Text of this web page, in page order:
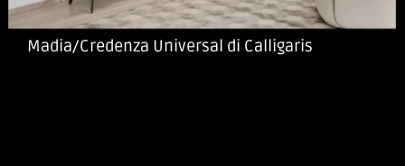
Madia/Credenza Universal di Calligaris